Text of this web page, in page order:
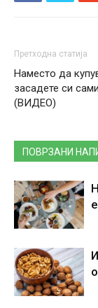
Претходна статија
Наместо да
засадете си
(ВИДЕО)
ПОВРЗАНИ